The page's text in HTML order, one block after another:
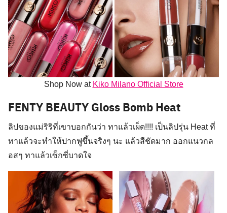
Shop Now at Kiko Milano Official Store
FENTY BEAUTY Gloss Bomb Heat
ลิปของแม่ริริที่เขาบอกกันว่า ทาแล้วเผ็ด!!!! เป็นลิปรุ่น Heat ที่
ทาแล้วจะทำให้ปากฟูขึ้นจริงๆ นะ แล้วสีชัดมาก ออกแนวกล
อสๆ ทาแล้วเซ็กซี่บาดใจ